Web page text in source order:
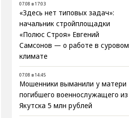
07.08 в 17:03
«Здесь нет типовых задач»:
начальник стройплощадки
«Полюс Строя» Евгений
Самсонов — о работе в суровом
климате
07.08 в 14:45
Мошенники выманили у матери
погибшего военнослужащего из
Якутска 5 млн рублей